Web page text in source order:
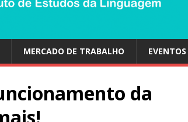
MERCADO DE TRABALHO EVENTOS
da